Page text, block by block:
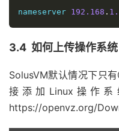
nameserver 192.168 .
3.4 如何上传操作系统
SolusVM默认情况下只
接添加Linux操作
https://openvz.org/